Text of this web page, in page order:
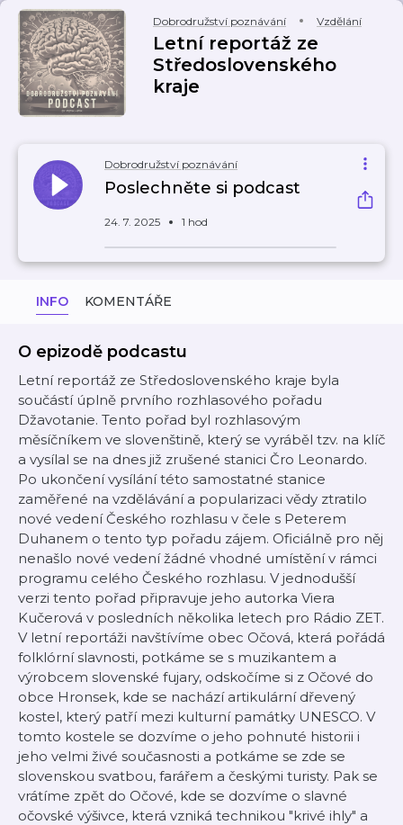
Dobrodružství poznávání Vzdělání
Letní reportáž ze
Středoslovenského
kraje
Dobrodružství poznávání
Poslechněte si podcast
24. 7. 2025 1 hod
INFO KOMENTÁŘE
O epizodě podcastu
Letní reportáž ze Středoslovenského kraje byla
součástí úplně prvního rozhlasového pořadu
Džavotanie. Tento pořad byl rozhlasovým
měsíčníkem ve slovenštině, který se vyráběl tzv. na klíč
a vysílal se na dnes již zrušené stanici Čro Leonardo.
Po ukončení vysílání této samostatné stanice
zaměřené na vzdělávání a popularizaci vědy ztratilo
nové vedení Českého rozhlasu v čele s Peterem
Duhanem o tento typ pořadu zájem. Oficiálně pro něj
nenašlo nové vedení žádné vhodné umístění v rámci
programu celého Českého rozhlasu. V jednodušší
verzi tento pořad připravuje jeho autorka Viera
Kučerová v posledních několika letech pro Rádio ZET.
V letní reportáži navštívíme obec Očová, která pořádá
folklórní slavnosti, potkáme se s muzikantem a
výrobcem slovenské fujary, odskočíme si z Očové do
obce Hronsek, kde se nachází artikulární dřevený
kostel, který patří mezi kulturní památky UNESCO. V
tomto kostele se dozvíme o jeho pohnuté historii i
jeho velmi živé současnosti a potkáme se zde se
slovenskou svatbou, farářem a českými turisty. Pak se
vrátíme zpět do Očové, kde se dozvíme o slavné
očovské výšivce, která vzniká technikou "krivé ihly" a